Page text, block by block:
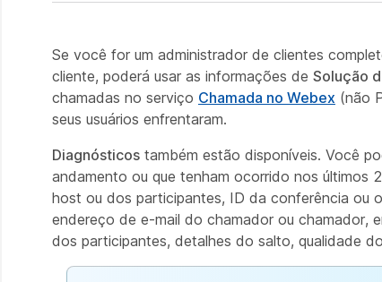
Se você for um administrador de clientes
cliente, poderá usar as informações de Solução
chamadas no serviço Chamada no Webex (não
seus usuários enfrentaram.
Diagnósticos também estão disponíveis. Você
andamento ou que tenham ocorrido nos últimos
host ou dos participantes, ID da conferência ou
endereço de e-mail do chamador ou chamador,
dos participantes, detalhes do salto, qualidade